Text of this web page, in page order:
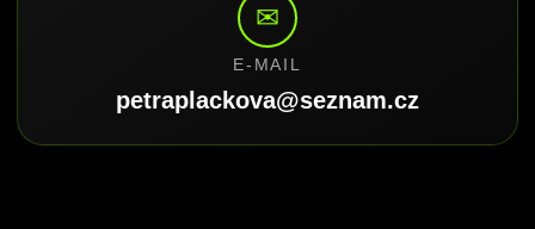
✉
E-MAIL
petraplackova@seznam.cz